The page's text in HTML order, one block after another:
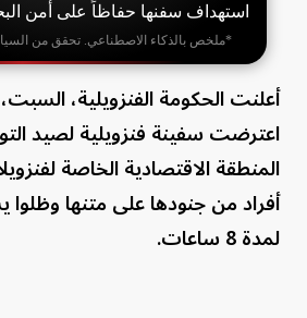
استهداف سفنها حفاظاً على أمن
*ملخص بالذكاء الاصطناعي. تحقق من
أعلنت الحكومة الفنزويلية،
اعترضت سفينة فنزويلية لصيد
المنطقة الاقتصادية الخاصة
أفراد من جنودها على متنها
لمدة 8 ساعات.